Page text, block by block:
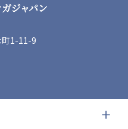
町1-11-9